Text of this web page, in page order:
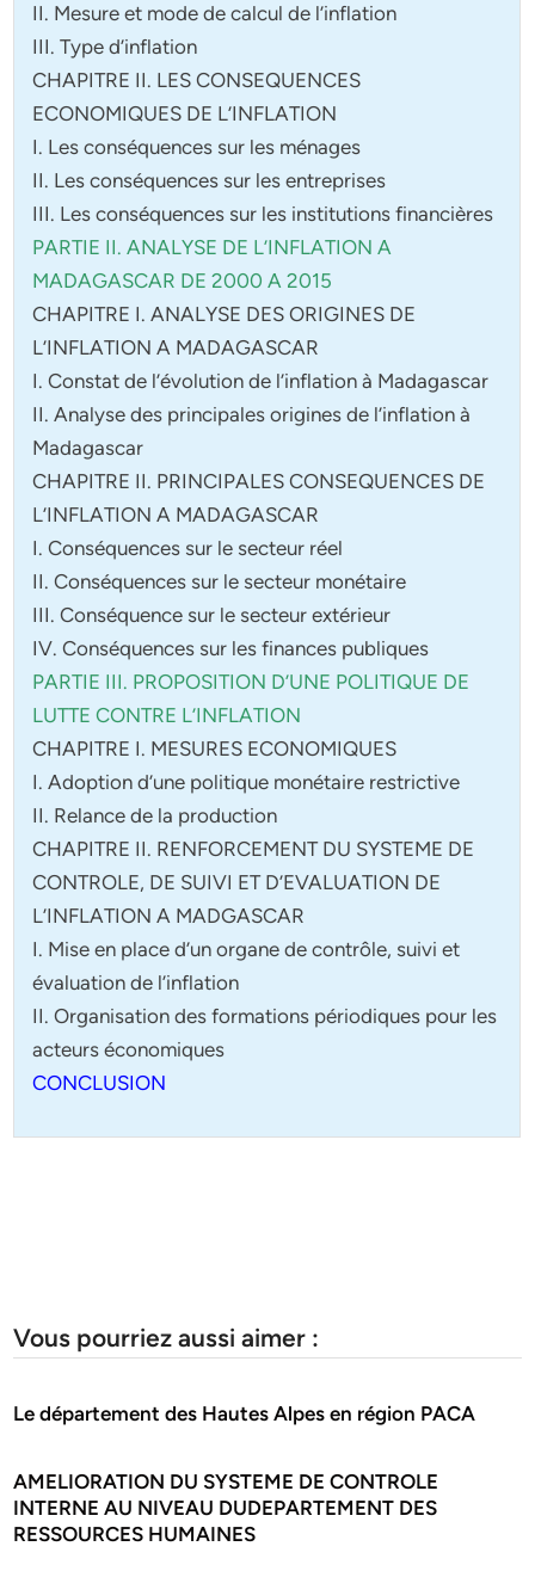
II. Mesure et mode de calcul de l’inflation
III. Type d’inflation
CHAPITRE II. LES CONSEQUENCES
ECONOMIQUES DE L’INFLATION
I. Les conséquences sur les ménages
II. Les conséquences sur les entreprises
III. Les conséquences sur les institutions financières
PARTIE II. ANALYSE DE L’INFLATION A
MADAGASCAR DE 2000 A 2015
CHAPITRE I. ANALYSE DES ORIGINES DE
L’INFLATION A MADAGASCAR
I. Constat de l’évolution de l’inflation à Madagascar
II. Analyse des principales origines de l’inflation à
Madagascar
CHAPITRE II. PRINCIPALES CONSEQUENCES DE
L’INFLATION A MADAGASCAR
I. Conséquences sur le secteur réel
II. Conséquences sur le secteur monétaire
III. Conséquence sur le secteur extérieur
IV. Conséquences sur les finances publiques
PARTIE III. PROPOSITION D’UNE POLITIQUE DE
LUTTE CONTRE L’INFLATION
CHAPITRE I. MESURES ECONOMIQUES
I. Adoption d’une politique monétaire restrictive
II. Relance de la production
CHAPITRE II. RENFORCEMENT DU SYSTEME DE
CONTROLE, DE SUIVI ET D’EVALUATION DE
L’INFLATION A MADGASCAR
I. Mise en place d’un organe de contrôle, suivi et
évaluation de l’inflation
II. Organisation des formations périodiques pour les
acteurs économiques
CONCLUSION
Vous pourriez aussi aimer :
Le département des Hautes Alpes en région PACA
AMELIORATION DU SYSTEME DE CONTROLE
INTERNE AU NIVEAU DUDEPARTEMENT DES
RESSOURCES HUMAINES